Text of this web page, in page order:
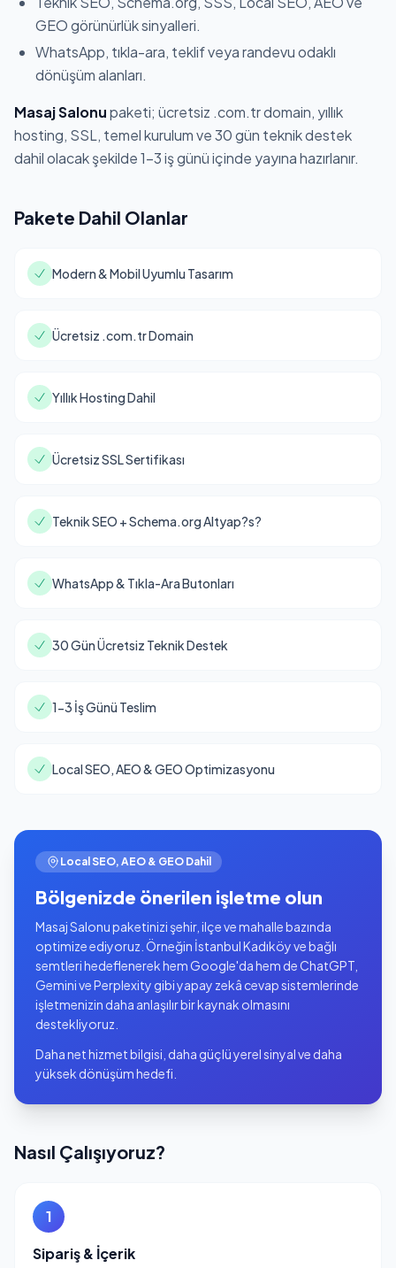
GEO görünürlük sinyalleri.
WhatsApp, tıkla-ara, teklif veya randevu odaklı
dönüşüm alanları.
Masaj Salonupaketi; ücretsiz .com.tr domain, yıllık
hosting, SSL, temel kurulum ve 30 gün teknik destek
dahil olacak şekilde 1-3 iş günü içinde yayına hazırlanır.
Pakete Dahil Olanlar
Modern & Mobil Uyumlu Tasarım
Ücretsiz .com.tr Domain
Yıllık Hosting Dahil
Ücretsiz SSL Sertifikası
Teknik SEO + Schema.org Altyap?s?
WhatsApp & Tıkla-Ara Butonları
30 Gün Ücretsiz Teknik Destek
1-3 İş Günü Teslim
Local SEO, AEO & GEO Optimizasyonu
Local SEO, AEO & GEO Dahil
Bölgenizde önerilen işletme olun
Masaj Salonu paketinizi şehir, ilçe ve mahalle bazında
optimize ediyoruz. Örneğin İstanbul Kadıköy ve bağlı
semtleri hedeflenerek hem Google'da hem de ChatGPT,
Gemini ve Perplexity gibi yapay zekâ cevap sistemlerinde
işletmenizin daha anlaşılır bir kaynak olmasını
destekliyoruz.
Daha net hizmet bilgisi, daha güçlü yerel sinyal ve daha
yüksek dönüşüm hedefi.
Nasıl Çalışıyoruz?
1
Sipariş & İçerik